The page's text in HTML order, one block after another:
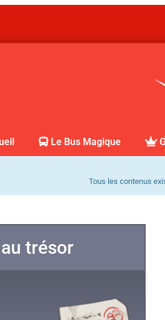
Le Bus Magique
Tous les contenus
trésor